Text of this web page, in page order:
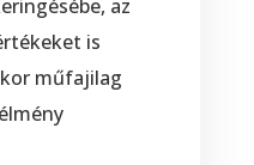
az
is
műfajilag